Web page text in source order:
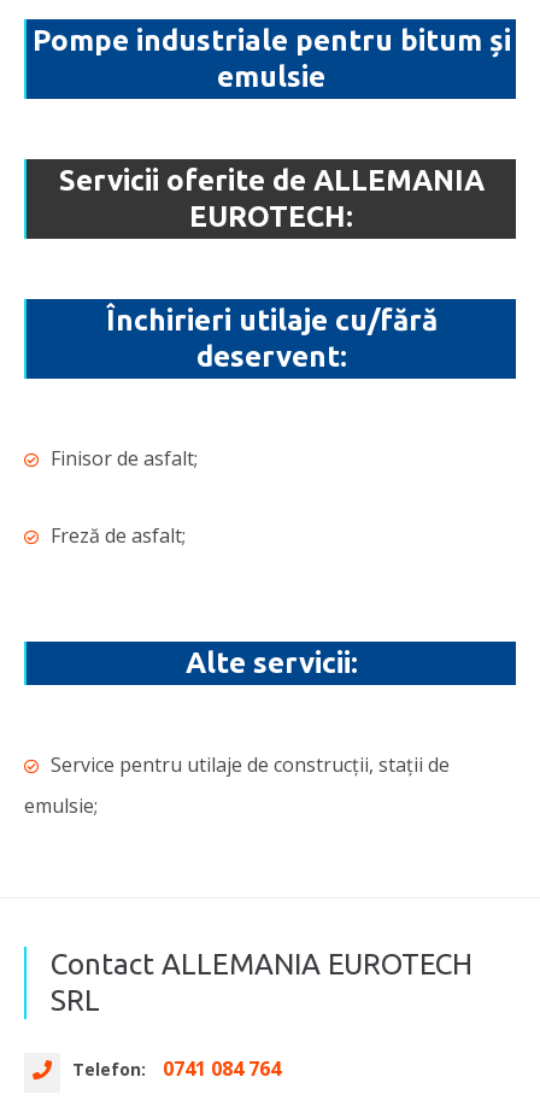
Pompe industriale pentru bitum și
emulsie
Servicii oferite de ALLEMANIA
EUROTECH:
Închirieri utilaje cu/fără
deservent:
Finisor de asfalt;
Freză de asfalt;
Alte servicii:
Service pentru utilaje de construcții, stații de
emulsie;
Contact ALLEMANIA EUROTECH
SRL
Telefon: 0741 084 764